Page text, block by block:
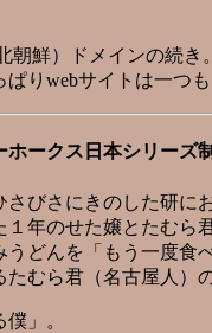
鮮）ドメインの続き。
りwebサイトは一つ
ークス日本シリーズ制
びさにきのした研に
年のせた嬢とたむら
どんを「もう一度食
むら君（名古屋人）
」。